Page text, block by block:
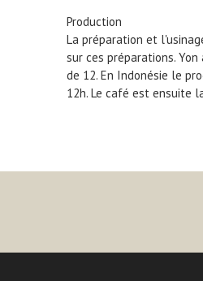
Production
La préparation et
sur ces préparations.
de 12. En Indonésie le
12h. Le café est ensuite